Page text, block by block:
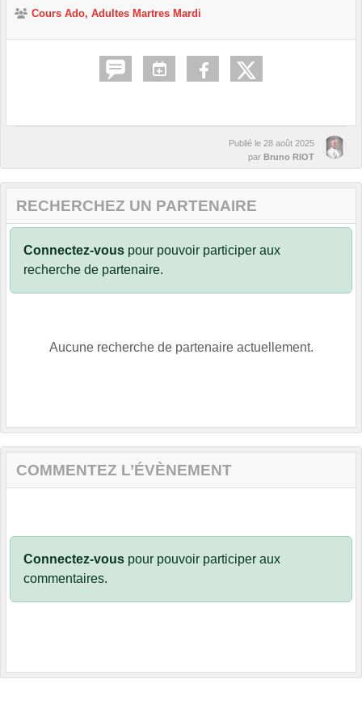
Cours Ado, Adultes Martres Mardi
Publié le 28 août 2025
par Bruno RIOT
RECHERCHEZ UN PARTENAIRE
Connectez-vous pour pouvoir participer aux
recherche de partenaire.
Aucune recherche de partenaire actuellement.
COMMENTEZ L’ÉVÈNEMENT
Connectez-vous pour pouvoir participer aux
commentaires.